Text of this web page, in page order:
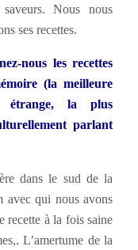
Nous nous
ses recettes.
nous les recettes
(la meilleure
étrange, la plus
parlant
dans le sud de la
avec qui nous avons
recette à la fois saine
L’amertume de la